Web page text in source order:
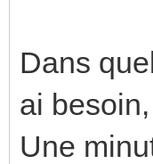
Dans
ai
Une